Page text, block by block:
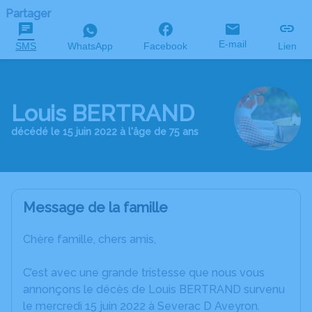
Partager
SMS WhatsApp Facebook E-mail Lien
Louis BERTRAND
décédé le 15 juin 2022 à l'âge de 75 ans
Message de la famille
Chère famille, chers amis,
C’est avec une grande tristesse que nous vous
annonçons le décès de Louis BERTRAND survenu
le mercredi 15 juin 2022 à Severac D Aveyron.